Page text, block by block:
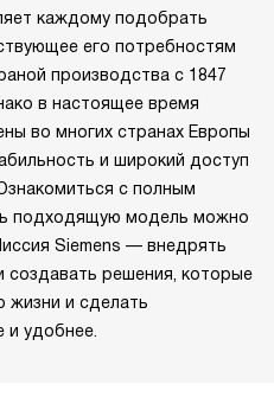
каждому подобрать
его потребностям
производства с 1847
в настоящее время
во многих странах Европы
и широкий доступ
с полным
подходящую модель можно
Siemens — внедрять
создавать решения, которые
жизни и сделать
удобнее.